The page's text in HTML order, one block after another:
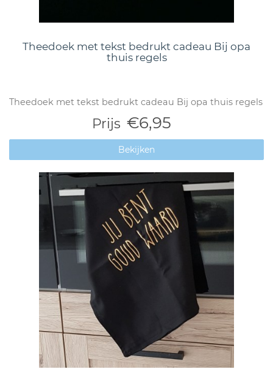
Theedoek met tekst bedrukt cadeau Bij opa
thuis regels
Theedoek met tekst bedrukt cadeau Bij opa thuis regels
Prijs €6,95
Bekijken